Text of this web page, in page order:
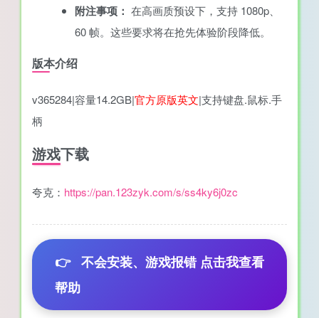
附注事项： 在高画质预设下，支持 1080p、
60 帧。这些要求将在抢先体验阶段降低。
版本介绍
v365284|容量14.2GB|官方原版英文|支持键盘.鼠标.手
柄
游戏下载
夸克： https://pan.123zyk.com/s/ss4ky6j0zc
👉 不会安装、游戏报错 点击我查看
帮助